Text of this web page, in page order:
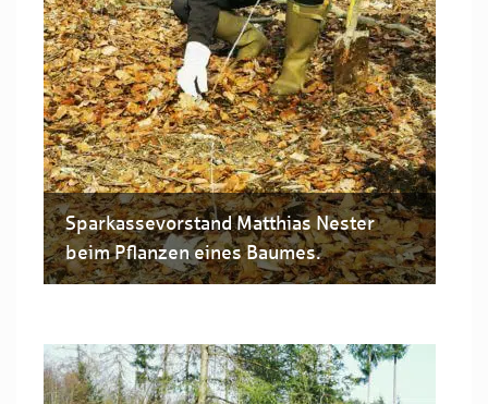
Sparkassevorstand Matthias Nester
beim Pflanzen eines Baumes.